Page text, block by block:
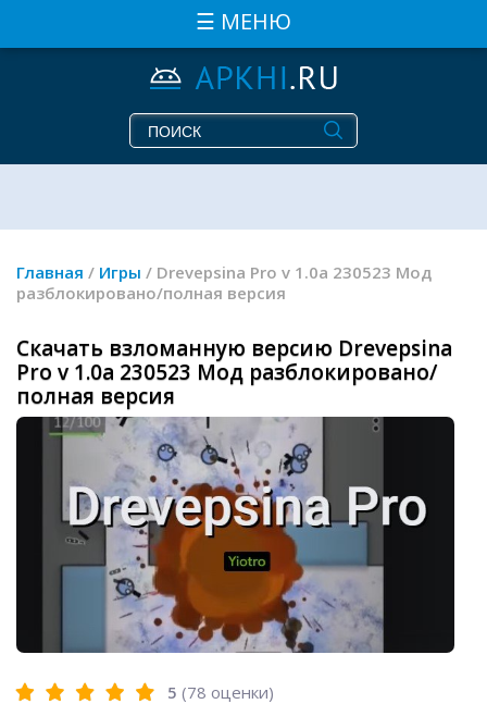
☰ МЕНЮ
Главная / Игры / Drevepsina Pro v 1.0a 230523 Мод
разблокировано/полная версия
Скачать взломанную версию Drevepsina
Pro v 1.0a 230523 Мод разблокировано/
полная версия
5 (78 оценки)